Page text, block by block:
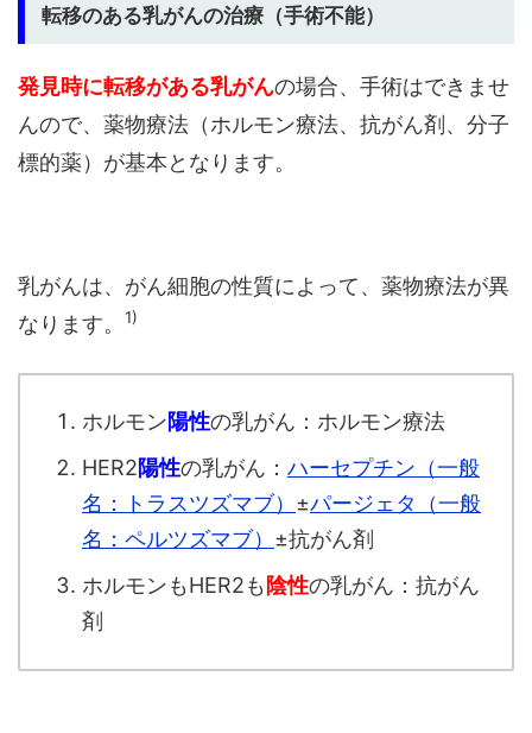
転移のある乳がんの治療（手術不能）
発見時に転移がある乳がんの場合、手術はできませ
んので、薬物療法（ホルモン療法、抗がん剤、分子
標的薬）が基本となります。
乳がんは、がん細胞の性質によって、薬物療法が異
なります。
1)
ホルモン陽性の乳がん：ホルモン療法
HER2陽性の乳がん： ハーセプチン（一般
名：トラスツズマブ） ±パージェタ（一般
名：ペルツズマブ） ±抗がん剤
ホルモンもHER2も 陰性の乳がん：抗がん
剤